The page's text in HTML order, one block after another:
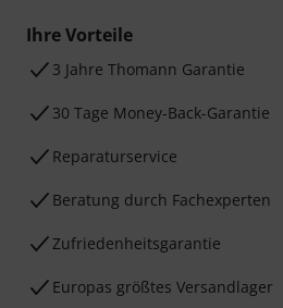
Ihre Vorteile
3 Jahre Thomann Garantie
30 Tage Money-Back-Garantie
Reparaturservice
Beratung durch Fachexperten
Zufriedenheitsgarantie
Europas größtes Versandlager